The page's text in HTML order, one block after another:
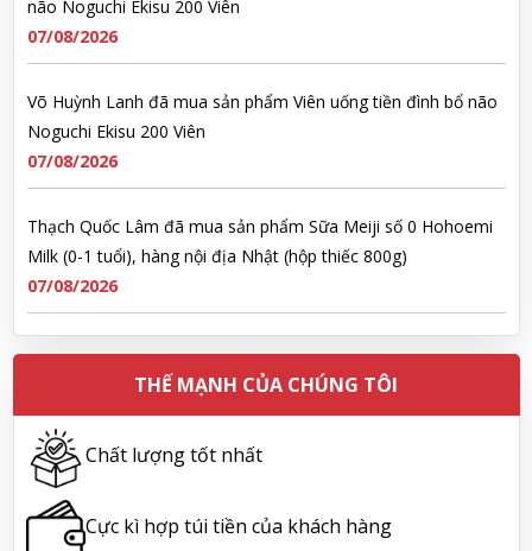
Võ Huỳnh Lanh đã mua sản phẩm Viên uống tiền đình bổ não
Noguchi Ekisu 200 Viên
07/08/2026
Thạch Quốc Lâm đã mua sản phẩm Sữa Meiji số 0 Hohoemi
Milk (0-1 tuổi), hàng nội địa Nhật (hộp thiếc 800g)
07/08/2026
Ngô Quốc Cường đã mua sản phẩm Sữa Meiji số 0 Hohoemi
Lê Công Hoàng Huy đã mua sản phẩm Viên uống tiền đình bổ
não Noguchi Ekisu 200 Viên
07/08/2026
THẾ MẠNH CỦA CHÚNG TÔI
Chất lượng tốt nhất
Cực kì hợp túi tiền của khách hàng